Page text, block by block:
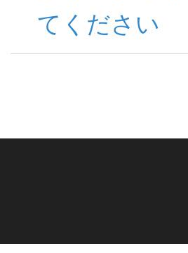
てください